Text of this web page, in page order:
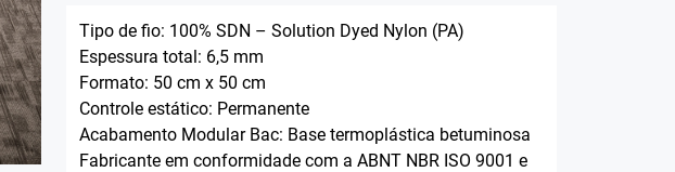
Tipo de fio: 100% SDN – Solution Dyed Nylon (PA)
Espessura total: 6,5 mm
Formato: 50 cm x 50 cm
Controle estático: Permanente
Acabamento Modular Bac: Base termoplástica betuminosa
Fabricante em conformidade com a ABNT NBR ISO 9001 e